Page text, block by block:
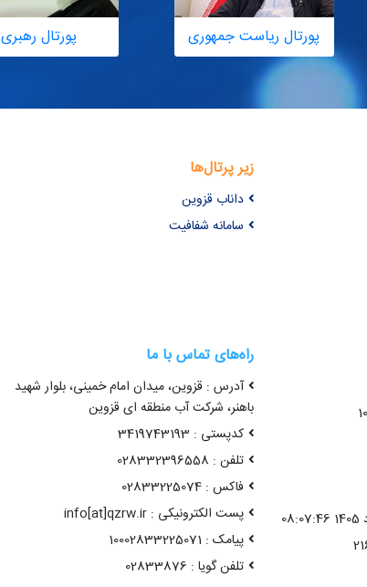
پورتال ریاست جمهوری پورتال رهبری
زیر پرتال‌ها
داناب قزوین
سامانه شفافیت
راه‌های تماس با ما
آدرس : قزوین، میدان امام خمینی، بلوار شهید
باهنر، شرکت آب منطقه ای قزوین
کدپستی : 3419743193
تلفن : 028332396558
فاکس : 02833225074
پست الکترونیکی : info[at]qzrw.ir
پیامک : 10002833225071
تلفن گویا : 02833876